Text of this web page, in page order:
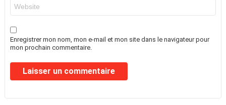
web
Enregistrer mon nom, mon e-mail et mon site dans le navigateur pour
mon prochain commentaire.